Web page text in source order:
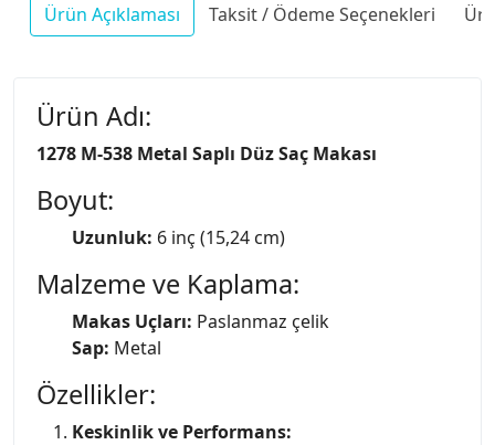
Ürün Açıklaması Taksit / Ödeme Seçenekleri
Ürün Adı:
1278 M-538 Metal Saplı Düz Saç Makası
Boyut:
Uzunluk: 6 inç (15,24 cm)
Malzeme ve Kaplama:
Makas Uçları: Paslanmaz çelik
Sap: Metal
Özellikler:
Keskinlik ve Performans: